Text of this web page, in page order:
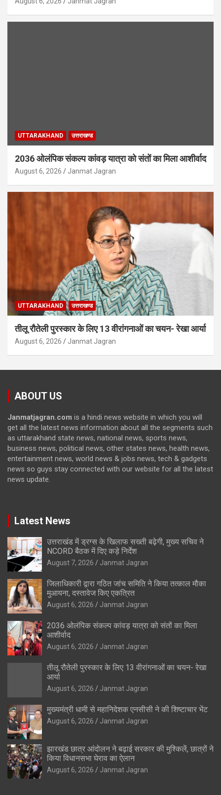
UTTARAKHAND उत्तराखण्ड
2036 ओलंपिक संकल्प कांवड़ यात्रा को संतों का मिला आशीर्वाद
August 6, 2026 Janmat Jagran
UTTARAKHAND उत्तराखण्ड
तीलू रौतेली पुरस्कार के लिए 13 वीरांगनाओं का चयन- रेखा आर्या
August 6, 2026 Janmat Jagran
ABOUT US
Janmatjagran.com is a hindi news website in which you will
get all the latest news information about all the segments such
as uttarakhand state news, national news, sports news,
business news, political news, other states news, health news,
entertainment news, world news & jobs news, tech & gadgets
news so guys stay connected with our website for all the latest
news update.
Latest News
उत्तराखंड में ड्रग्स के खिलाफ सख्ती बढ़ेगी, मुख्य सचिव ने
NCORD बैठक में दिए कड़े निर्देश
August 7, 2026 Janmat Jagran
जिलाधिकारी द्वारा गठित जांच समिति ने किया तत्काल मौका
मुआयना, दस्तावेज किए एकत्रित
August 6, 2026 Janmat Jagran
2036 ओलंपिक संकल्प कांवड़ यात्रा को संतों का मिला
आशीर्वाद
August 6, 2026 Janmat Jagran
तीलू रौतेली पुरस्कार के लिए 13 वीरांगनाओं का चयन- रेखा
आर्या
August 6, 2026 Janmat Jagran
मुख्यमंत्री धामी से महानिदेशक एनसीसी ने की शिष्टाचार भेंट
August 6, 2026 Janmat Jagran
झारखंड छात्र आंदोलन ने बढ़ाई सरकार की मुश्किलें, छात्रों ने
किया विधानसभा घेराव का ऐलान
August 6, 2026 Janmat Jagran